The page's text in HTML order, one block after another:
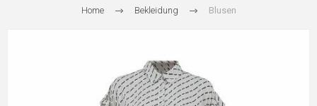
Home Bekleidung Blusen